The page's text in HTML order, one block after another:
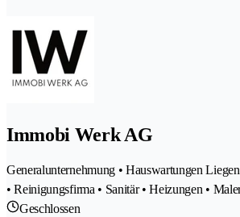
Immobi Werk AG
Generalunternehmung • Hauswartungen
• Reinigungsfirma • Sanitär • Heizungen •
Geschlossen